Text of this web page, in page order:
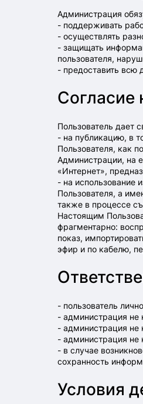
Администрация
- поддерживать
- осуществлять
- защищать
пользователя,
- предоставить всю
Согласие
Пользователь дает
- на публикацию, в
Пользователя, как
Администрации, на
«Интернет»,
- на использование
Пользователя, а
также в процессе
Настоящим
фрагментарно:
показ,
эфир и по кабелю,
- пользователь
- администрация не
- администрация не
- администрация не
- в случае
сохранность
Условия